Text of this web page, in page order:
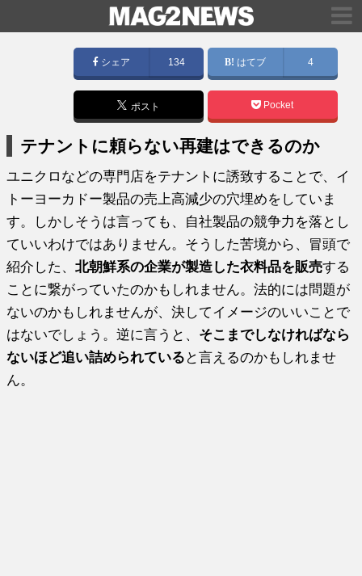
シェア 134 はてブ 4
ポスト Pocket
テナントに頼らない再建はできるのか
ユニクロなどの専門店をテナントに誘致することで、イ
トーヨーカドー製品の売上高減少の穴埋めをしていま
す。しかしそうは言っても、自社製品の競争力を落とし
ていいわけではありません。そうした苦境から、冒頭で
紹介した、北朝鮮系の企業が製造した衣料品を販売する
ことに繋がっていたのかもしれません。法的には問題が
ないのかもしれませんが、決してイメージのいいことで
はないでしょう。逆に言うと、 そこまでしなければなら
ないほど追い詰められている と言えるのかもしれませ
ん。